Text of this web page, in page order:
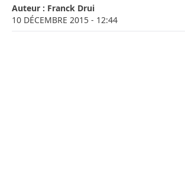
Auteur : Franck Drui
10 DÉCEMBRE 2015 - 12:44